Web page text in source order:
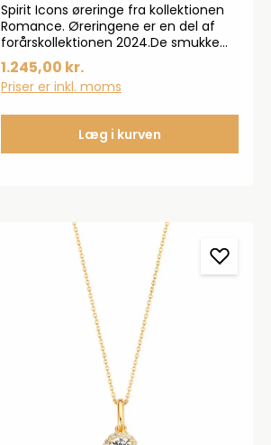
Spirit Icons øreringe fra kollektionen
Romance. Øreringene er en del af
forårskollektionen 2024.De smukke
og yderst elegante øreringe ses
med zirkonia-sten hele vejen rundt.
Øreringene er i 925 forgyldt
1.245,00 kr.
Priser er inkl. moms
Læg i kurven